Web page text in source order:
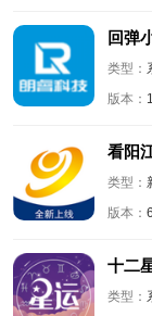
回弹
类型：
版本：
看阳
类型：
版本：
十二
类型：